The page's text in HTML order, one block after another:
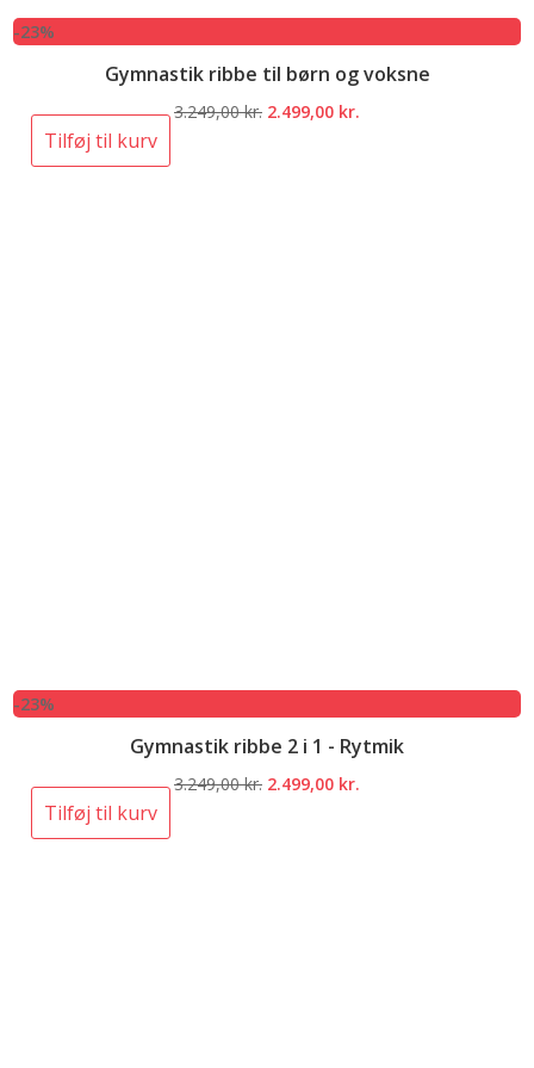
-23%
Gymnastik ribbe til børn og voksne
3.249,00kr. Den
2.499,00 kr.
Tilføj til kurv
-23%
Gymnastik ribbe 2 i 1 - Rytmik
3.249,00kr. Den
2.499,00 kr.
Tilføj til kurv